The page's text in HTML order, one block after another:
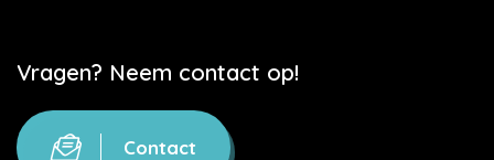
Vragen? Neem contact op!
Contact